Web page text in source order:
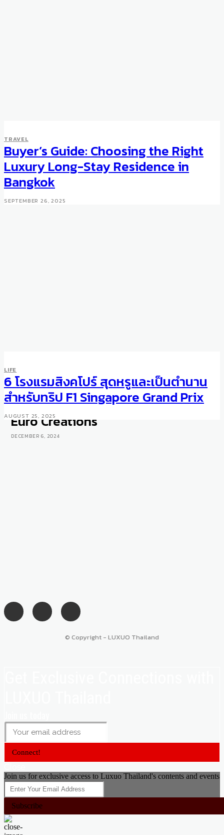
LIFE
Explore Maison des Fleurs
Collection by Sirivannavari
Maison at Poltrona Frau by
Euro Creations
DECEMBER 6, 2024
TRAVEL
Buyer’s Guide: Choosing the Right
Luxury Long-Stay Residence in
Bangkok
SEPTEMBER 26, 2025
LIFE
6 โรงแรมสิงคโปร์ สุดหรูและเป็นตำนาน
สำหรับทริป F1 Singapore Grand Prix
AUGUST 25, 2025
© Copyright - LUXUO Thailand
Connect!
Join us for exclusive access to Luxuo Thailand's contents and events
Subscribe